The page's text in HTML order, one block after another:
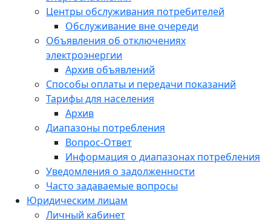
Центры обслуживания потребителей
Обслуживание вне очереди
Объявления об отключениях
электроэнергии
Архив объявлений
Способы оплаты и передачи показаний
Тарифы для населения
Архив
Диапазоны потребления
Вопрос-Ответ
Информация о диапазонах потребления
Уведомления о задолженности
Часто задаваемые вопросы
Юридическим лицам
Личный кабинет